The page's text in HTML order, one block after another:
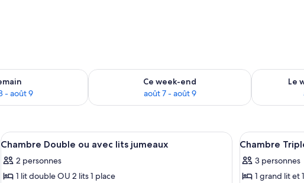
- août 9
pour demain août 8 - août 9
Ce week-end
août 7 - août 9
Vérifier la disponibilité pour ce week-end août 7 -
Le
Vérifier la
une chaise, un radiateur et une porte donnant sur un balcon.
Afficher
toutes
les
photos
Coffres-forts dans les chambres, bureau, Wi-Fi
1
Chambre Double ou avec lits jumeaux
2 personnes
1 lit double OU 2 lits 1 place
Afficher
toutes
les
photos
1
Chambre
3 personnes
1 grand lit et